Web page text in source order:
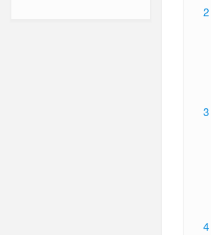
2
3
4